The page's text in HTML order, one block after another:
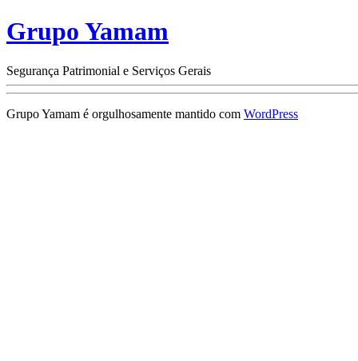
Grupo Yamam
Segurança Patrimonial e Serviços Gerais
Grupo Yamam é orgulhosamente mantido com WordPress